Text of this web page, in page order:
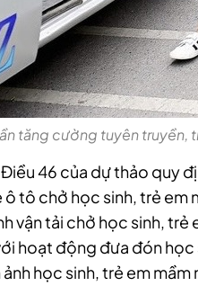
tăng cường tuyên truyền,
46 của dự thảo quy
ô tô chở học sinh, trẻ em
vận tải chở học sinh, trẻ
hoạt động đưa đón học
ảnh học sinh, trẻ em